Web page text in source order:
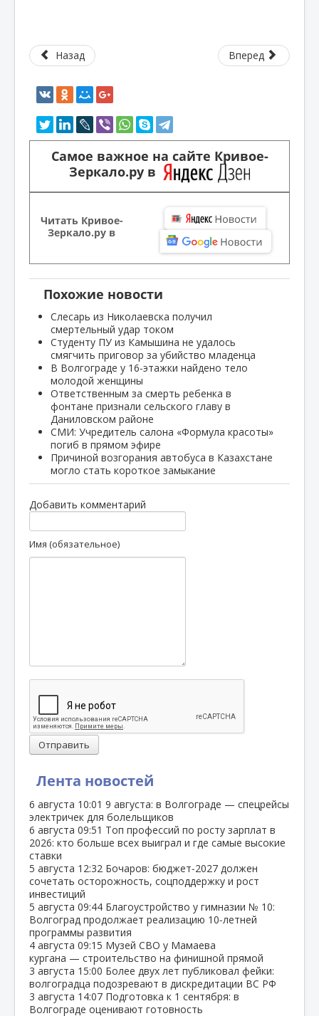
Лента новостей
6 августа 10:01 9 августа: в Волгограде — спецрейсы
электричек для болельщиков
6 августа 09:51 Топ профессий по росту зарплат в
2026: кто больше всех выиграл и где самые высокие
ставки
5 августа 12:32 Бочаров: бюджет‑2027 должен
сочетать осторожность, соцподдержку и рост
инвестиций
5 августа 09:44 Благоустройство у гимназии № 10:
Волгоград продолжает реализацию 10‑летней
программы развития
4 августа 09:15 Музей СВО у Мамаева
кургана — строительство на финишной прямой
3 августа 15:00 Более двух лет публиковал фейки:
волгоградца подозревают в дискредитации ВС РФ
3 августа 14:07 Подготовка к 1 сентября: в
Волгограде оценивают готовность
Назад Вперед
Самое важное на сайте Кривое-
Зеркало.ру в
Читать Кривое-
Зеркало.ру в
Похожие новости
Слесарь из Николаевска получил
смертельный удар током
Студенту ПУ из Камышина не удалось
смягчить приговор за убийство младенца
В Волгограде у 16-этажки найдено тело
молодой женщины
Ответственным за смерть ребенка в
фонтане признали сельского главу в
Даниловском районе
СМИ: Учредитель салона «Формула красоты»
погиб в прямом эфире
Причиной возгорания автобуса в Казахстане
могло стать короткое замыкание
Добавить комментарий
Имя (обязательное)
Отправить